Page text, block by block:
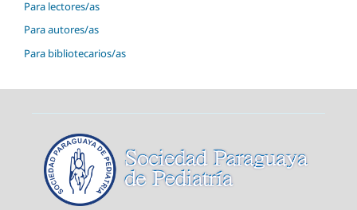
Para lectores/as
Para autores/as
Para bibliotecarios/as